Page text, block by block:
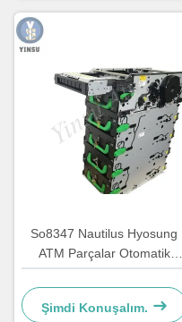
So8347 Nautilus Hyosung
ATM Parçalar Otomatik
Kasaya Aksesuarlar GCDU
Dispenser Ön Yük
7010000132
Şimdi Konuşalım.